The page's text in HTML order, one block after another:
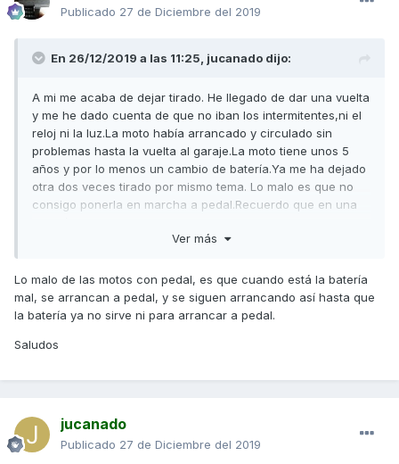
Publicado 27 de Diciembre del 2019
En 26/12/2019 a las 11:25, jucanado dijo:
A mi me acaba de dejar tirado. He llegado de dar una vuelta
y me he dado cuenta de que no iban los intermitentes,ni el
reloj ni la luz.La moto había arrancado y circulado sin
problemas hasta la vuelta al garaje.La moto tiene unos 5
años y por lo menos un cambio de batería.Ya me ha dejado
otra dos veces tirado por mismo tema. Lo malo es que no
consigo ponerla en marcha a pedal.Recuerdo que en una
ni a tiros por lo que me tocó llamar a la grúa.
Un saludo y Felices fiestas
Ver más
Lo malo de las motos con pedal, es que cuando está la batería
mal, se arrancan a pedal, y se siguen arrancando así hasta que
la batería ya no sirve ni para arrancar a pedal.
Saludos
jucanado
Publicado 27 de Diciembre del 2019